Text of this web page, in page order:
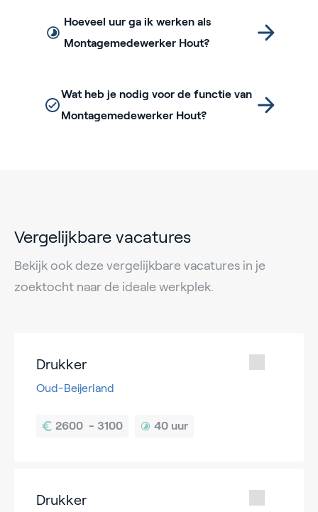
Hoeveel uur ga ik werken als
Montagemedewerker Hout?
Wat heb je nodig voor de functie van
Montagemedewerker Hout?
Vergelijkbare vacatures
Bekijk ook deze vergelijkbare vacatures in je
zoektocht naar de ideale werkplek.
Drukker
Oud-Beijerland
40 uur
Drukker